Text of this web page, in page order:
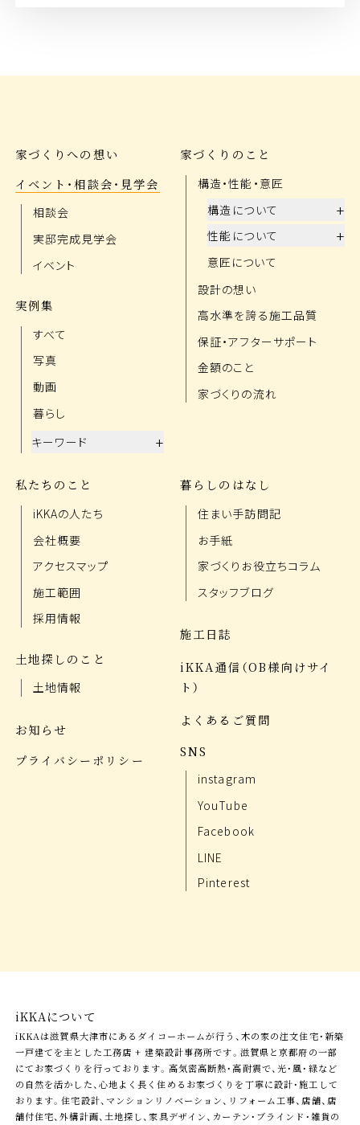
家づくりへの想い
イベント・相談会・見学会
相談会
実邸完成見学会
イベント
実例集
すべて
写真
動画
暮らし
キーワード
+
家づくりのこと
構造・性能・意匠
構造について
+
性能について +
意匠について
設計の想い
高水準を誇る施工品質
保証・アフターサポート
金額のこと
家づくりの流れ
私たちのこと
iKKAの人たち
会社概要
アクセスマップ
施工範囲
採用情報
土地探しのこと
土地情報
お知らせ
プライバシーポリシー
暮らしのはなし
住まい手訪問記
お手紙
家づくりお役立ちコラム
スタッフブログ
施工日誌
iKKA通信（OB様向けサイ
ト）
よくあるご質問
SNS
instagram
YouTube
Facebook
LINE
Pinterest
iKKAについて
iKKAは滋賀県大津市にあるダイコーホームが行う、木の家の注文住宅・新築
一戸建てを主とした工務店 + 建築設計事務所です。滋賀県と京都府の一部
にてお家づくりを行っております。高気密高断熱・高耐震で、光・風・緑など
の自然を活かした、心地よく長く住めるお家づくりを丁寧に設計・施工して
おります。住宅設計、マンションリノベーション、リフォーム工事、店舗、店
舗付住宅、外構計画、土地探し、家具デザイン、カーテン・ブラインド・雑貨の